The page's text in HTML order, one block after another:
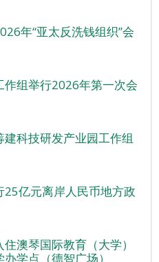
年“亚太反洗钱组织”会
组举行2026年第一次会
科技研发产业园工作组
亿元离岸人民币地方政
澳琴国际教育（大学）
学点（德智广场）